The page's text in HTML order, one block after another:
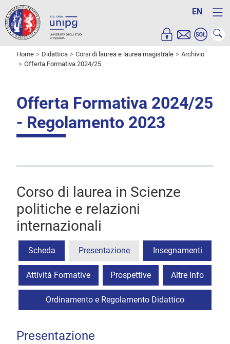
EN
Home Didattica Corsi di laurea e laurea magistrale
Archivio
Offerta Formativa 2024/25
Offerta Formativa 2024/25
- Regolamento 2023
Corso di laurea in Scienze
politiche e relazioni
internazionali
Scheda Presentazione Insegnamenti
Attività Formative Prospettive Altre Info
Ordinamento e Regolamento Didattico
Presentazione